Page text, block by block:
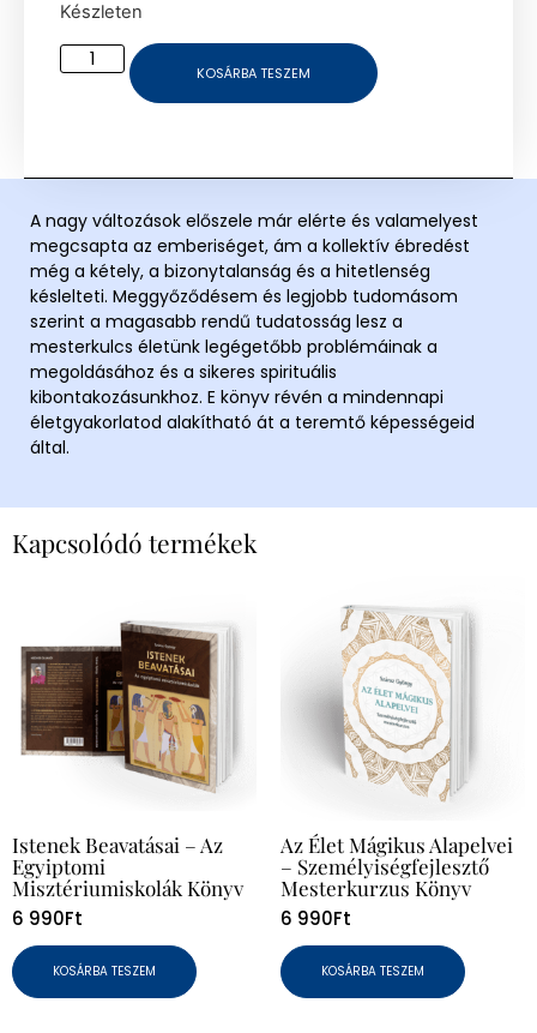
Készleten
KOSÁRBA TESZEM
A nagy változások előszele már elérte és valamelyest
megcsapta az emberiséget, ám a kollektív ébredést
még a kétely, a bizonytalanság és a hitetlenség
késlelteti. Meggyőződésem és legjobb tudomásom
szerint a magasabb rendű tudatosság lesz a
mesterkulcs életünk legégetőbb problémáinak a
megoldásához és a sikeres spirituális
kibontakozásunkhoz. E könyv révén a mindennapi
életgyakorlatod alakítható át a teremtő képességeid
által.
Kapcsolódó termékek
Istenek Beavatásai – Az
Egyiptomi
Misztériumiskolák Könyv
6 990Ft
KOSÁRBA TESZEM
Az Élet Mágikus Alapelvei
– Személyiségfejlesztő
Mesterkurzus Könyv
6 990Ft
KOSÁRBA TESZEM